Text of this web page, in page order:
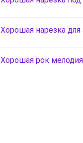
Хорошая нарезка
Хорошая рок